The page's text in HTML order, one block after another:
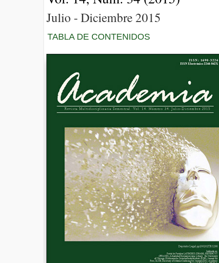
Julio - Diciembre 2015
TABLA DE CONTENIDOS